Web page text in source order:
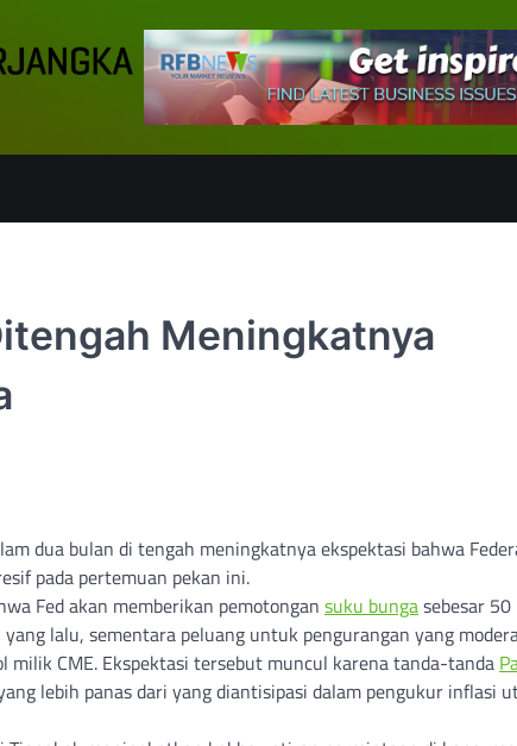
Meningkatnya
dua bulan di tengah meningkatnya ekspektasi bahwa
pada pertemuan pekan ini.
Fed akan memberikan pemotongan suku bungasebesar 50
lalu, sementara peluang untuk pengurangan yang
milik CME. Ekspektasi tersebut muncul karena tanda-tanda
lebih panas dari yang diantisipasi dalam pengukur inflasi